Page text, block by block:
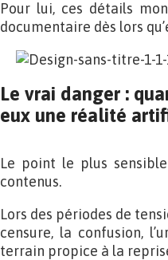
Pour lui, ces détails
documentaire dès lors
Le vrai danger :
eux une réalité
Le point le plus
contenus.
Lors des périodes de
censure, la confusion,
terrain propice à la